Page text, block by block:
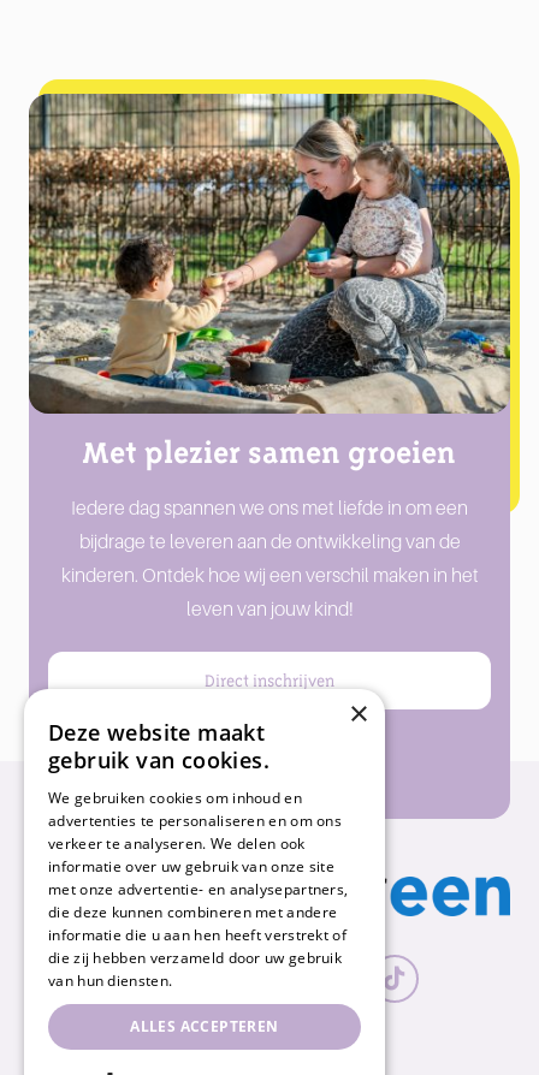
Met plezier samen groeien
Iedere dag spannen we ons met liefde in om een
bijdrage te leveren aan de ontwikkeling van de
kinderen. Ontdek hoe wij een verschil maken in het
leven van jouw kind!
Direct inschrijven
Rondleiding plannen
×
Deze website maakt
gebruik van cookies.
We gebruiken cookies om inhoud en
advertenties te personaliseren en om ons
verkeer te analyseren. We delen ook
informatie over uw gebruik van onze site
met onze advertentie- en analysepartners,
die deze kunnen combineren met andere
informatie die u aan hen heeft verstrekt of
die zij hebben verzameld door uw gebruik
van hun diensten.
ALLES ACCEPTEREN